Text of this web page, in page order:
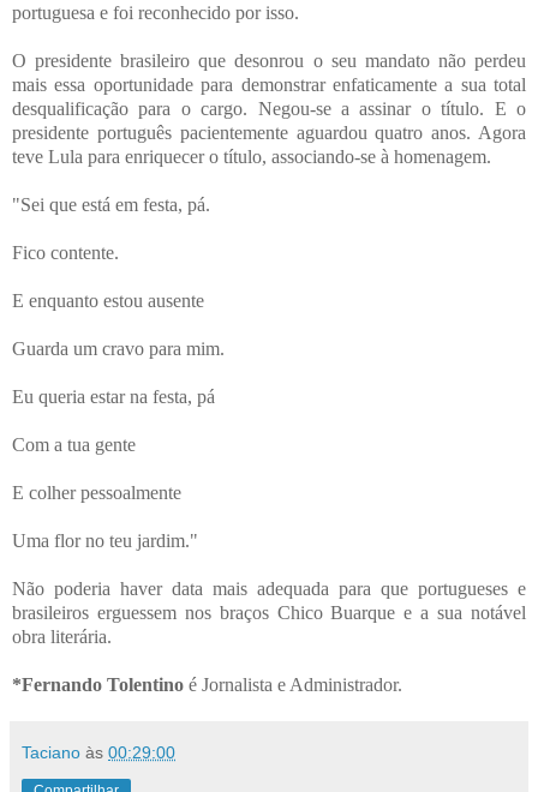
portuguesa e foi reconhecido por isso.
O presidente brasileiro que desonrou o seu mandato não perdeu
mais essa oportunidade para demonstrar enfaticamente a sua total
desqualificação para o cargo. Negou-se a assinar o título. E o
presidente português pacientemente aguardou quatro anos. Agora
teve Lula para enriquecer o título, associando-se à homenagem.
"Sei que está em festa, pá.
Fico contente.
E enquanto estou ausente
Guarda um cravo para mim.
Eu queria estar na festa, pá
Com a tua gente
E colher pessoalmente
Uma flor no teu jardim."
Não poderia haver data mais adequada para que portugueses e
brasileiros erguessem nos braços Chico Buarque e a sua notável
obra literária.
*Fernando Tolentino é Jornalista e Administrador.
Taciano às 00:29:00